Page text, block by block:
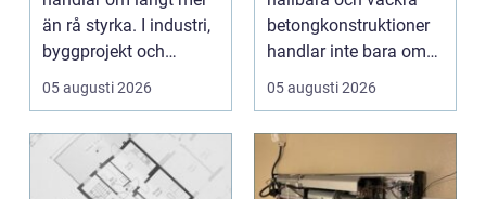
än rå styrka. I industri,
byggprojekt och
infrastruktur ...
05 augusti 2026
betongkonstruktioner
handlar inte bara om
rätt betongrecept elle...
05 augusti 2026